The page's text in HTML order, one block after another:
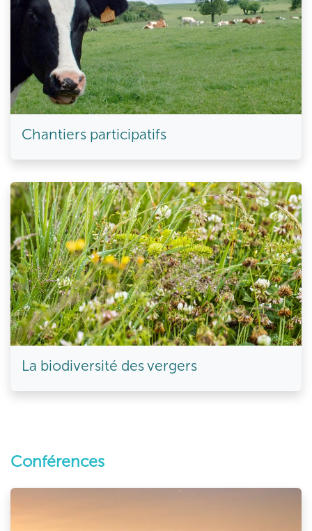
Chantiers participatifs
La biodiversité des vergers
Conférences